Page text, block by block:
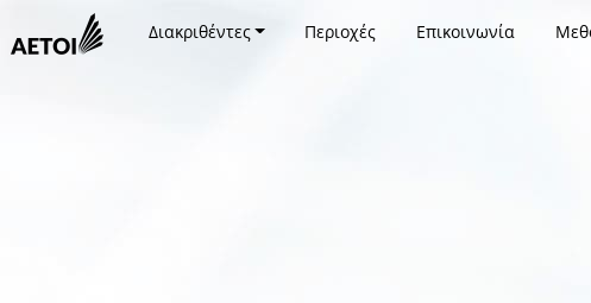
Διακριθέντες Περιοχές Επικοινωνία